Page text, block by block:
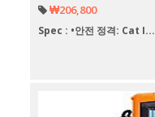
₩206,800
Spec : •안전 정격: Cat I...